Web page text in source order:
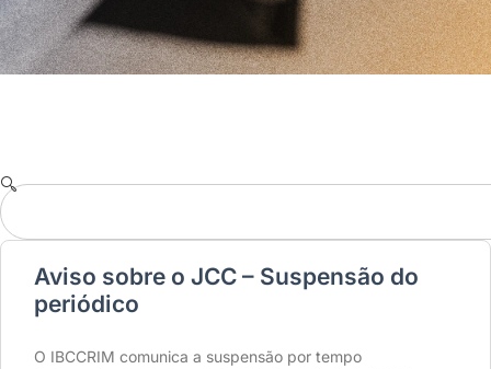
Aviso sobre o JCC – Suspensão do
periódico
O IBCCRIM comunica a suspensão por tempo